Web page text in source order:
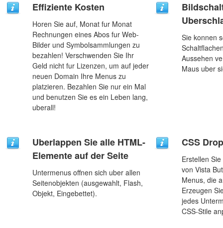
Effiziente Kosten
Horen Sie auf, Monat fur Monat
Rechnungen eines Abos fur Web-
Bilder und Symbolsammlungen zu
bezahlen! Verschwenden Sie Ihr
Geld nicht fur Lizenzen, um auf jeder
neuen Domain Ihre Menus zu
platzieren. Bezahlen Sie nur ein Mal
und benutzen Sie es ein Leben lang,
uberall!
Sie konnen
Aussehen
Maus uber
Uberlappen Sie alle HTML-
Elemente auf der Seite
Untermenus offnen sich uber allen
Seitenobjekten (ausgewahlt, Flash,
Objekt, Eingebettet).
CSS
Erstellen
von Vista
Menus, die
Erzeugen
jedes
CSS-Stile